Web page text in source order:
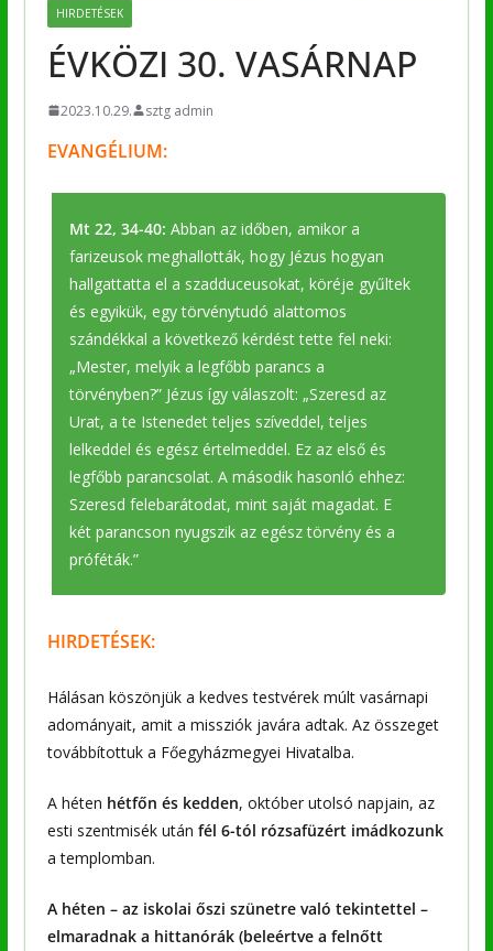
HIRDETÉSEK
ÉVKÖZI 30. VASÁRNAP
2023.10.29. sztg admin
EVANGÉLIUM:
Mt 22, 34-40: Abban az időben, amikor a
farizeusok meghallották, hogy Jézus hogyan
hallgattatta el a szadduceusokat, köréje gyűltek
és egyikük, egy törvénytudó alattomos
szándékkal a következő kérdést tette fel neki:
„Mester, melyik a legfőbb parancs a
törvényben?” Jézus így válaszolt: „Szeresd az
Urat, a te Istenedet teljes szíveddel, teljes
lelkeddel és egész értelmeddel. Ez az első és
legfőbb parancsolat. A második hasonló ehhez:
Szeresd felebarátodat, mint saját magadat. E
két parancson nyugszik az egész törvény és a
próféták.”
HIRDETÉSEK:
Hálásan köszönjük a kedves testvérek múlt vasárnapi
adományait, amit a missziók javára adtak. Az összeget
továbbítottuk a Főegyházmegyei Hivatalba.
A héten hétfőn és kedden, október utolsó napjain, az
esti szentmisék után fél 6-tól rózsafüzért imádkozunk
a templomban.
A héten – az iskolai őszi szünetre való tekintettel –
elmaradnak a hittanórák (beleértve a felnőtt